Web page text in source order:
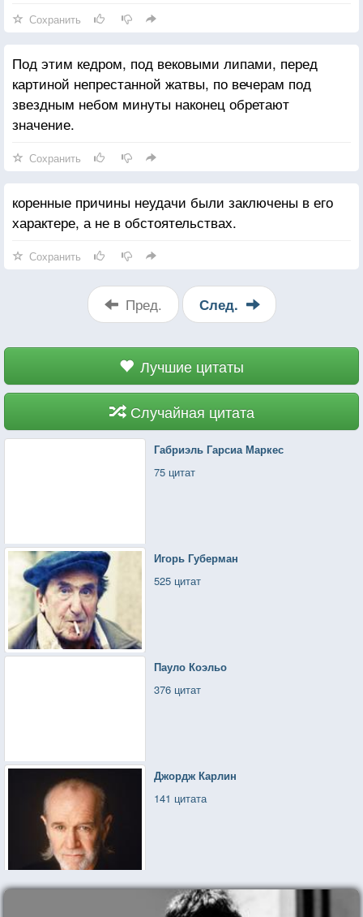
Сохранить
Под этим кедром, под вековыми липами, перед
картиной непрестанной жатвы, по вечерам под
звездным небом минуты наконец обретают
значение.
Сохранить
коренные причины неудачи были заключены в его
характере, а не в обстоятельствах.
Сохранить
Пред. След.
Лучшие цитаты
Случайная цитата
Габриэль Гарсиа Маркес
75 цитат
Игорь Губерман
525 цитат
Пауло Коэльо
376 цитат
Джордж Карлин
141 цитата